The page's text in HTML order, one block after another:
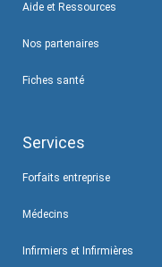
Aide et Ressources
Nos partenaires
Fiches santé
Services
Forfaits entreprise
Médecins
Infirmiers et Infirmières